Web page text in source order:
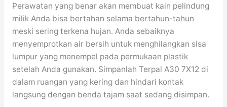
Perawatan yang benar akan membuat kain pelindung
milik Anda bisa bertahan selama bertahun-tahun
meski sering terkena hujan. Anda sebaiknya
menyemprotkan air bersih untuk menghilangkan sisa
lumpur yang menempel pada permukaan plastik
setelah Anda gunakan. Simpanlah Terpal A30 7X12 di
dalam ruangan yang kering dan hindari kontak
langsung dengan benda tajam saat sedang disimpan.